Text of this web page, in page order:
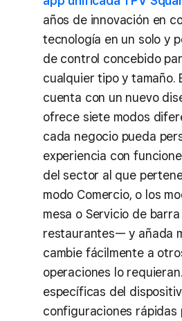
años de innovación en
tecnología en un solo y
de control concebido
cualquier tipo y tamaño.
cuenta con un nuevo
ofrece siete modos
cada negocio pueda
experiencia con
del sector al que
modo Comercio, o los
mesa o Servicio de
restaurantes— y añada
cambie fácilmente a
operaciones lo
específicas del
configuraciones rápidas